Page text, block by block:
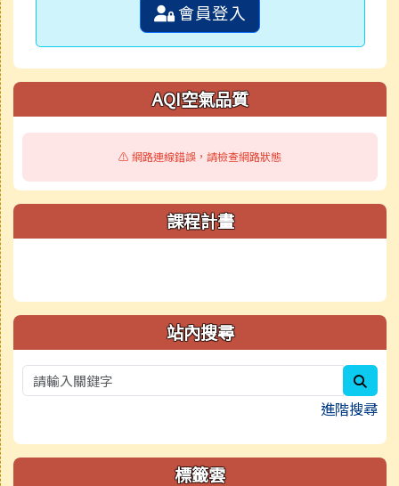
會員登入
AQI空氣品質
⚠️ 網路連線錯誤，請檢查網路狀態
課程計畫
站內搜尋
進階搜尋
標籤雲